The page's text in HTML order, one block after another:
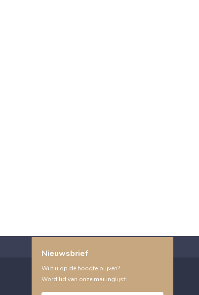
Nieuwsbrief
Wilt u op de hoogte blijven?
Word lid van onze mailinglijst: